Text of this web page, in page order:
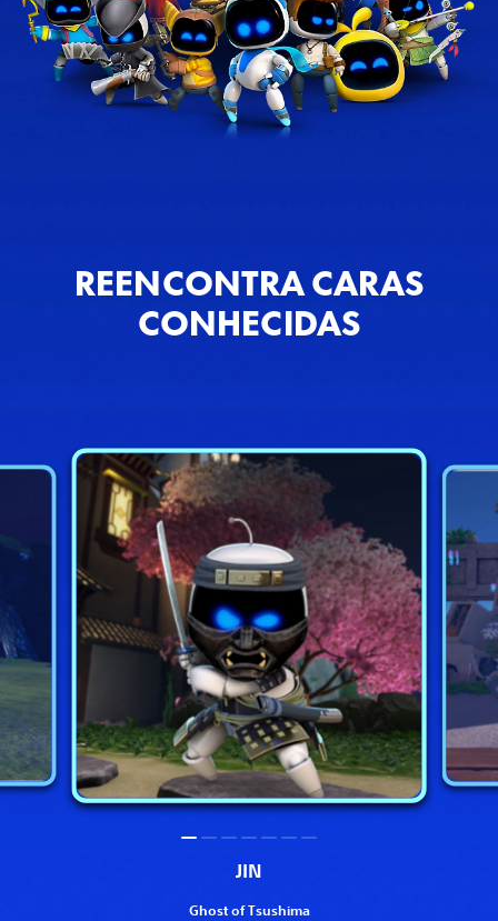
REENCONTRA CARAS
CONHECIDAS
JIN
Ghost of Tsushima